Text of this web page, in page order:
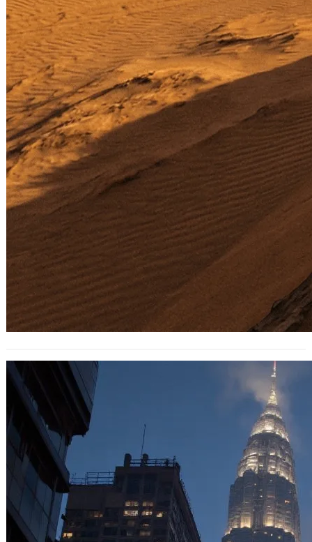
caffrey802網友恣意造謠被認證是不實貼
老話一句，謠言止於智者，所以我從來
不會同情被詐騙的人，然後持續撻伐各
國詐騙集團，他們才是最糟糕的。 這篇
簡單的…